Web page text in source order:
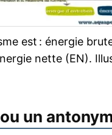
est : énergie
nette (EN).
un